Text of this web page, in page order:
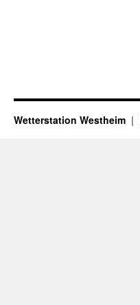
Wetterstation Westheim